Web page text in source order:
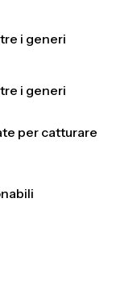
i generi
i generi
per catturare